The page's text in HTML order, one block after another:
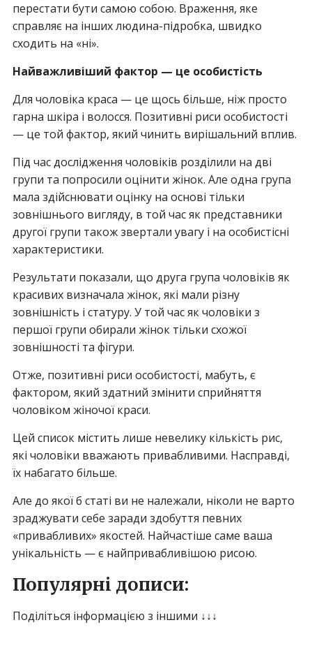
перестати бути самою собою. Враження, яке
справляє на інших людина-підробка, швидко
сходить на «ні».
Найважливіший фактор — це особистість
Для чоловіка краса — це щось більше, ніж просто
гарна шкіра і волосся. Позитивні риси особистості
— це той фактор, який чинить вирішальний вплив.
Під час дослідження чоловіків розділили на дві
групи та попросили оцінити жінок. Але одна група
мала здійснювати оцінку на основі тільки
зовнішнього вигляду, в той час як представники
другої групи також звертали увагу і на особистісні
характеристики.
Результати показали, що друга група чоловіків як
красивих визначала жінок, які мали різну
зовнішність і статуру. У той час як чоловіки з
першої групи обирали жінок тільки схожої
зовнішності та фігури.
Отже, позитивні риси особистості, мабуть, є
фактором, який здатний змінити сприйняття
чоловіком жіночої краси.
Цей список містить лише невелику кількість рис,
які чоловіки вважають привабливими. Насправді,
їх набагато більше.
Але до якої б статі ви не належали, ніколи не варто
зраджувати себе заради здобуття певних
«привабливих» якостей. Найчастіше саме ваша
унікальність — є найпривабливішою рисою.
Популярні дописи:
Поділіться інформацією з іншими ↓↓↓